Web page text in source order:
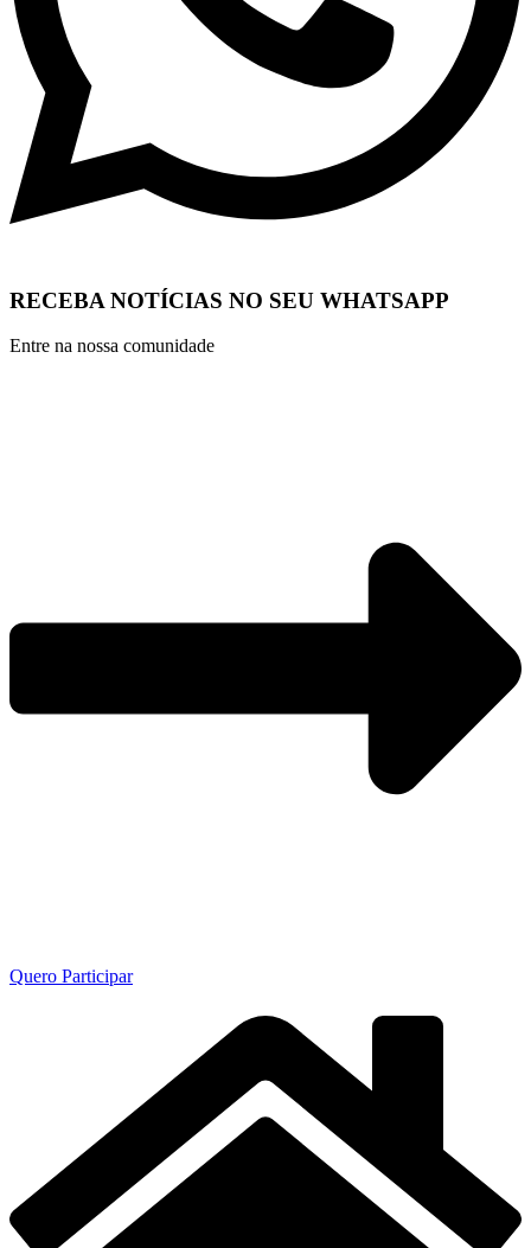
RECEBA NOTÍCIAS NO SEU WHATSAPP
Entre na nossa comunidade
Quero Participar